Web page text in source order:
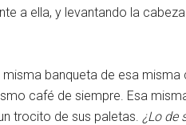
a ella, y levantando la
banqueta de esa
café de siempre. Esa
trocito de sus paletas. ¿Lo de